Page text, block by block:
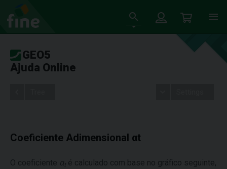
GEO5
Ajuda Online
Coeficiente Adimensional αt
O coeficiente αt é calculado com base no gráfico seguinte,